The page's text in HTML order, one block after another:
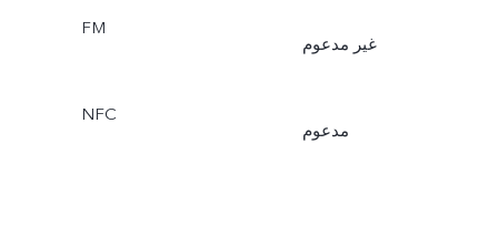
FM
غير مدعوم
NFC
مدعوم